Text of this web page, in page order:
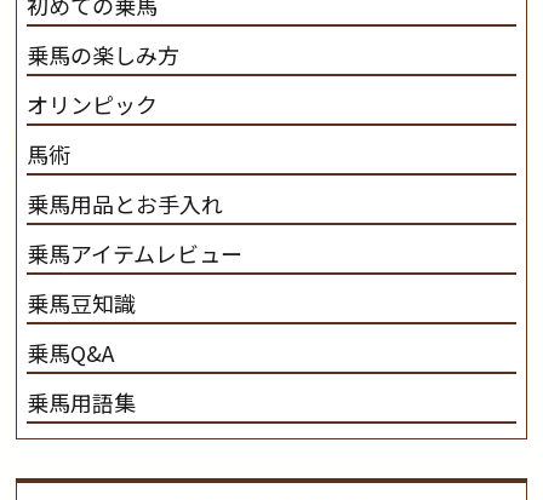
乗馬の楽しみ方
オリンピック
馬術
乗馬用品とお手入れ
乗馬アイテムレビュー
乗馬豆知識
乗馬Q&A
乗馬用語集